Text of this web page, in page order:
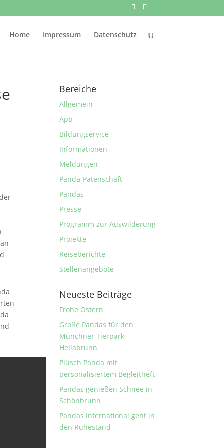
Home Impressum Datenschutz
Bereiche
Allgemein
App
Bildungservice
Informationen
Meldungen
Panda-Patenschaft
Pandas
Presse
Programm zur Auswilderung
Projekte
Reiseberichte
Stellenangebote
Neueste Beiträge
Frohe Ostern
Große Pandas für den
Münchner Tierpark
Hellabrunn
Plüsch Panda mit
personalisiertem Begleitheft
Pandas genießen Schnee in
Schönbrunn
Pandas International geht in
den Ruhestand